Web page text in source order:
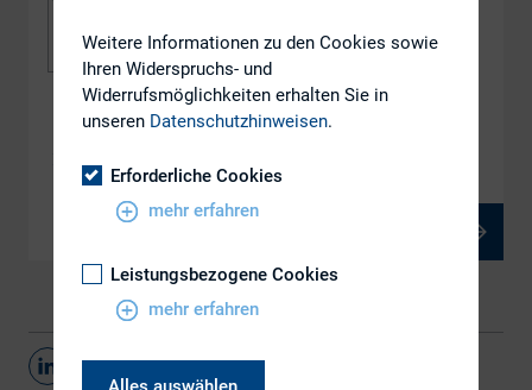
DOWNLOAD
Teilen
Weitere Informationen zu den Cookies sowie
Ihren Widerspruchs- und
Widerrufsmöglichkeiten erhalten Sie in
unseren Datenschutzhinweisen.
Erforderliche Cookies
mehr erfahren
Leistungsbezogene Cookies
mehr erfahren